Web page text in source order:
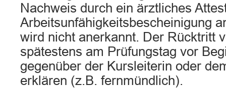
Nachweis durch ein ärztliches
Arbeitsunfähigkeitsbescheinigung
wird nicht anerkannt. Der Rücktritt
spätestens am Prüfungstag vor
gegenüber der Kursleiterin oder
erklären (z.B. fernmündlich).